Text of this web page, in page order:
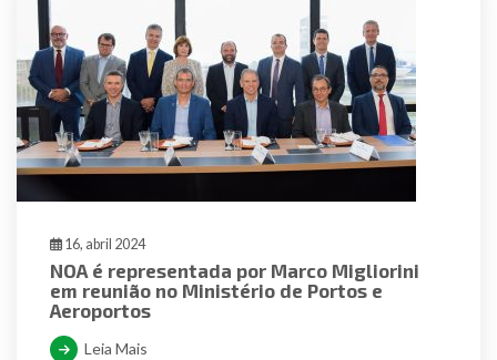
16, abril 2024
NOA é representada por Marco Migliorini
em reunião no Ministério de Portos e
Aeroportos
Leia Mais